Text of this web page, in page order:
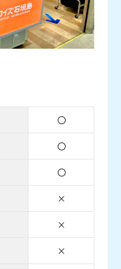
〇
取り扱いあり
〇
取り扱いあり
〇
取り扱いあり
×取り扱い無し
×取り扱い無し
×取り扱い無し